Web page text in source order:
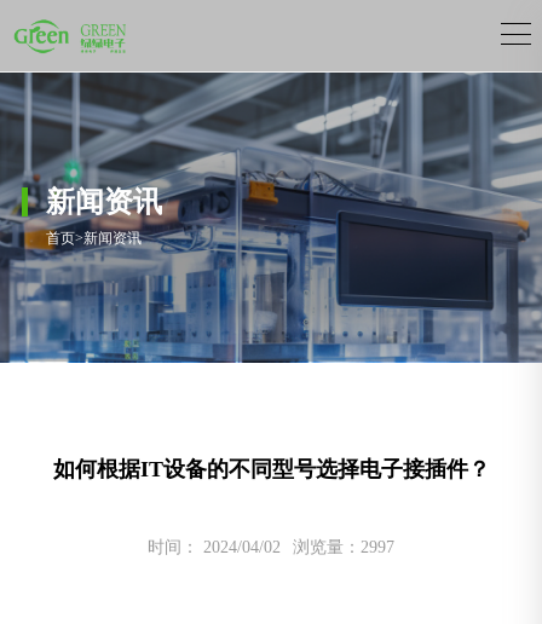
新闻资讯
首页>新闻资讯
如何根据IT设备的不同型号选择电子接插件？
时间： 2024/04/02 浏览量：2997